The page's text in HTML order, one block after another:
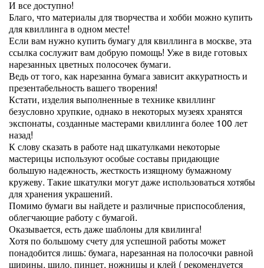
И все доступно!
Благо, что материалы для творчества и хобби можно купить
для квиллинга в одном месте!
Если вам нужно купить бумагу для квиллинга в москве, эта
ссылка сослужит вам добрую помощь! Уже в виде готовых
нарезанных цветных полосочек бумаги.
Ведь от того, как нарезанна бумага зависит аккуратность и
презентабельность вашего творения!
Кстати, изделия выполненные в технике квиллинг
безусловно хрупкие, однако в некоторых музеях хранятся
экспонаты, созданные мастерами квиллинга более 100 лет
назад!
К слову сказать в работе над шкатулками некоторые
мастерицы используют особые составы придающие
большую надежность, жесткость изящному бумажному
кружеву. Такие шкатулки могут даже использоваться хотябы
для хранения украшений.
Помимо бумаги вы найдете и различные приспособления,
облегчающие работу с бумагой.
Оказывается, есть даже шаблоны для квилинга!
Хотя по большому счету для успешной работы может
понадобится лишь: бумага, нарезанная на полосочки равной
ширины, шило, пинцет, ножницы и клей ( рекомендуется